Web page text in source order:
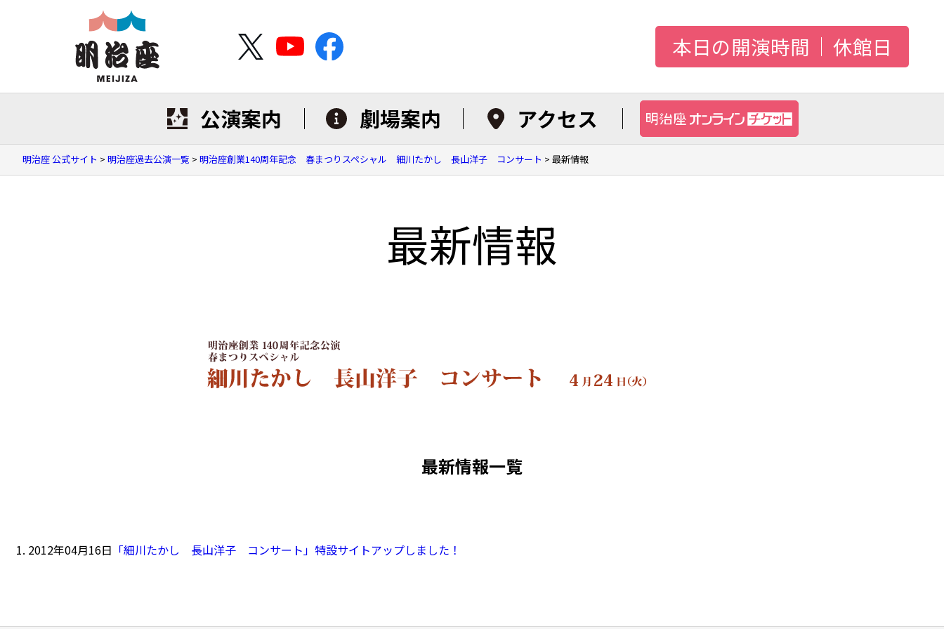
本日の開演時間 休館日
公演案内 劇場案内 アクセス
明治座 公式サイト > 明治座過去公演一覧 > 明治座創業140周年記念 春まつりスペシャル 細川たかし 長山洋子 コンサート > 最新情報
最新情報
最新情報一覧
2012年04月16日 「細川たかし 長山洋子 コンサート」特設サイトアップしました！